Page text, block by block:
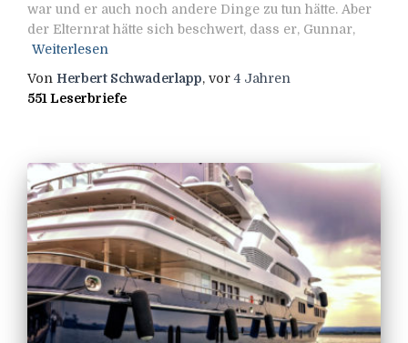
war und er auch noch andere Dinge zu tun hätte. Aber
der Elternrat hätte sich beschwert, dass er, Gunnar,
Weiterlesen
Von Herbert Schwaderlapp, vor4 Jahren
551 Leserbriefe